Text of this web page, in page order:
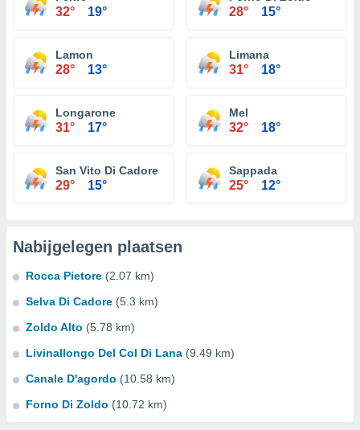
32° 19° 28° 15°
Lamon
28° 13°
Limana
31° 18°
Longarone
31° 17°
Mel
32° 18°
San Vito Di Cadore
29° 15°
Sappada
25° 12°
Nabijgelegen plaatsen
Rocca Pietore (2.07 km)
Selva Di Cadore (5.3 km)
Zoldo Alto (5.78 km)
Livinallongo Del Col Di Lana (9.49 km)
Canale D'agordo (10.58 km)
Forno Di Zoldo (10.72 km)